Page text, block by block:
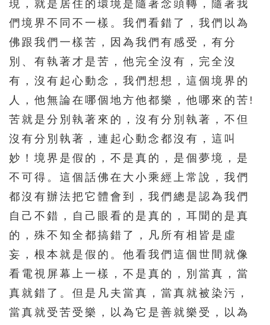
現，就是居住的環境是隨著念頭轉，隨著我
們境界不同不一樣。我們看錯了，我們以為
佛跟我們一樣苦，因為我們有感受，有分
別、有執著才是苦，他完全沒有，完全沒
有，沒有起心動念，我們想想，這個境界的
人，他無論在哪個地方他都樂，他哪來的苦!
苦就是分別執著來的，沒有分別執著，不但
沒有分別執著，連起心動念都沒有，這叫
妙！境界是假的，不是真的，是個夢境，是
不可得。這個話佛在大小乘經上常說，我們
都沒有辦法把它體會到，我們總是認為我們
自己不錯，自己眼看的是真的，耳聞的是真
的，殊不知全都搞錯了，凡所有相皆是虛
妄，根本就是假的。他看我們這個世間就像
看電視屏幕上一樣，不是真的，別當真，當
真就錯了。但是凡夫當真，當真就被染污，
當真就受苦受樂，以為它是善就樂受，以為